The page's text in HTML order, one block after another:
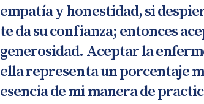
empatía y honestidad, si
te da su confianza; entonces
generosidad. Aceptar la
ella representa un porcentaje
esencia de mi manera de